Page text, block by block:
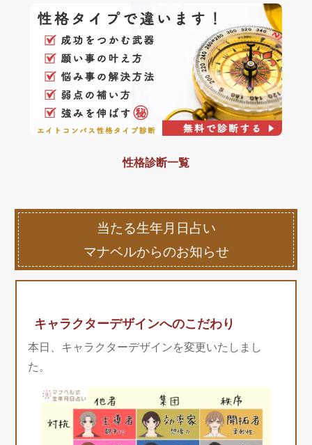
性格診断一覧
当たる生年月日占い
マナベルからのお知らせ
キャラクターデザインへのこだわり
本日、キャラクターデザインを変更いたしまし
た。